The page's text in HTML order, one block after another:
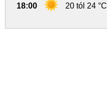
18:00 20 tól 24 °C